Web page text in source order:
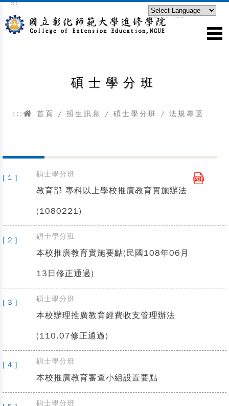
跳到主要內容區塊
:::
Powered by
碩士學分班
::: 首頁 / 招生訊息 / 碩士學分班 / 法規專區
[ 1 ] 碩士學分班
教育部 專科以上學校推廣教育實施辦法
(1080221)
[ 2 ] 碩士學分班
本校推廣教育實施要點(民國108年06月
13日修正通過)
[ 3 ] 碩士學分班
本校辦理推廣教育經費收支管理辦法
(110.07修正通過)
[ 4 ] 碩士學分班
本校推廣教育審查小組設置要點
碩士學分班